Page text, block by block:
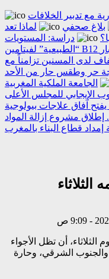
مع تدبير الخلافات
بلاغ صحفي
لماذا تعد
دراسة: المستويات
“الطبيعية” لفيتامين B12 قد تخفي خطرا صامتا على أدمغة كبار
لدى المسنين تزامناً مع
حر وطقس حار من الأحد
الجامعة الملكية المغربية
الإيجابي للمجلس الأعلى
آفاق علاجات بيولوجية
إطلاق مشروع إزالة المواد
قطاع البناء بالمغرب
الثلاثاء، أن تظل الأجواء
الشرقي، وحارة